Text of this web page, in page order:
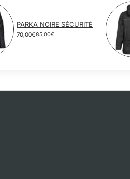
PARKA NOIRE SÉCURITÉ
70,00€85,00€